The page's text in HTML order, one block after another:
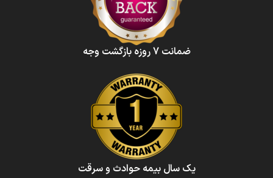
ضمانت 7 روزه بازگشت وجه
یک سال بیمه حوادث و سرقت